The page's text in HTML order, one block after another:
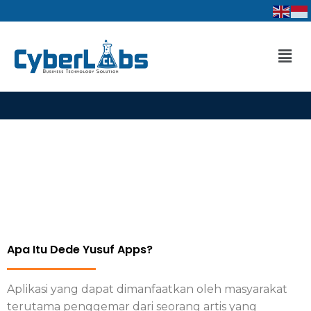
ke
Apa Itu Dede Yusuf Apps?
Aplikasi yang dapat dimanfaatkan oleh masyarakat
terutama penggemar dari seorang artis yang